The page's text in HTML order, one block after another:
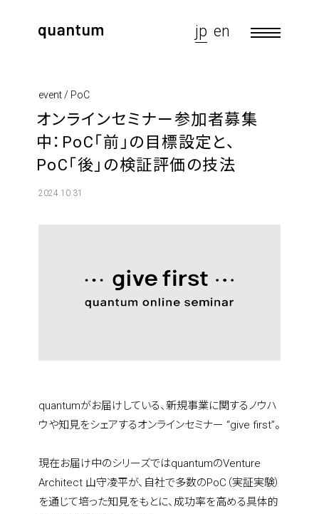
jp en
event / PoC
オンラインセミナー参加者募集
中：PoC「前」の目標設定と、
PoC「後」の検証評価の技法
2024.10.31
quantumがお届けしている、新規事業に関するノウハ
ウや知見をシェアするオンラインセミナー “give first”。
現在お届け中のシリーズではquantumのVenture
Architect 山守凌平が、自社で多数のPoC（実証実験）
を通じて培った知見をもとに、成功率を高める具体的